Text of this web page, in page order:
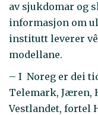
av sjukdomar og
informasjon om
institutt leverer
modellane.
– I Noreg er dei
Telemark, Jæren,
Vestlandet, fortel